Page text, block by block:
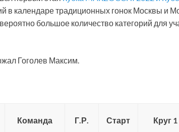
в календаре традиционных гонок Москвы и
большое количество категорий для
Гоголев Максим.
Команда Г.Р. Старт Круг 1